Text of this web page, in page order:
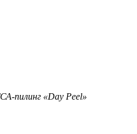
пилинг «Day Peel»